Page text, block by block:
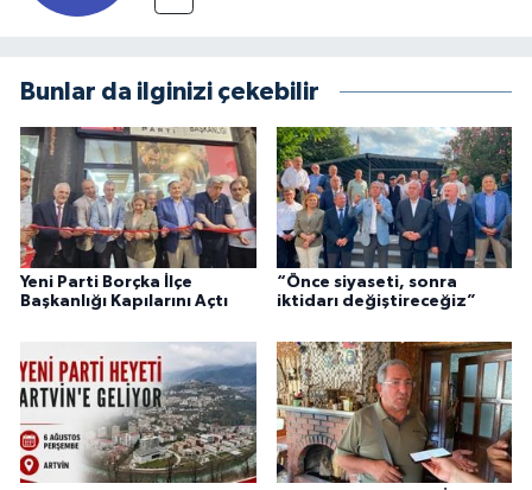
Bunlar da ilginizi çekebilir
Yeni Parti Borçka İlçe
Başkanlığı Kapılarını Açtı
“Önce siyaseti, sonra
iktidarı değiştireceğiz”